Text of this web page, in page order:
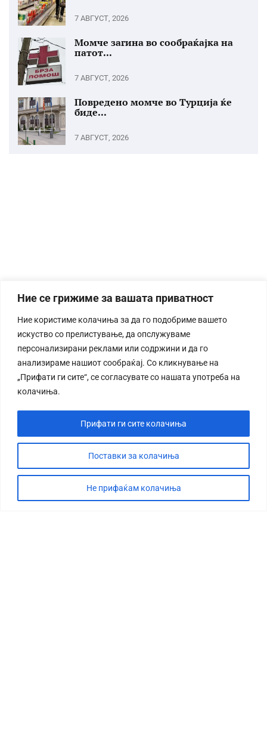
Ние се грижиме за вашата приватност
Ние користиме колачиња за да го подобриме вашето
искуство со прелистување, да опслужуваме
персонализирани реклами или содржини и да го
анализираме нашиот сообраќај. Со кликнување на
„Прифати ги сите“, се согласувате со нашата употреба на
колачиња.
Поставки за колачиња
Не прифаќам колачиња
Прифати ги сите колачиња
7 АВГУСТ, 2026
Момче загина во сообраќајка на
патот...
7 АВГУСТ, 2026
Повредено момче во Турција ќе
биде...
7 АВГУСТ, 2026